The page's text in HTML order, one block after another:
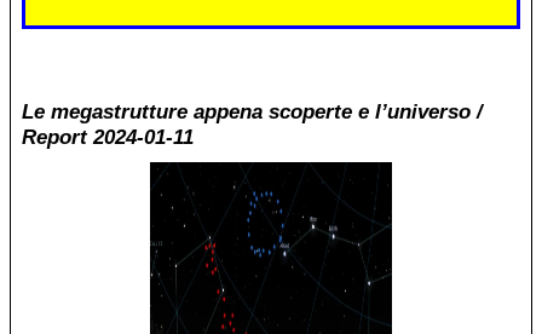
Le megastrutture appena scoperte e l’universo /
Report 2024-01-11